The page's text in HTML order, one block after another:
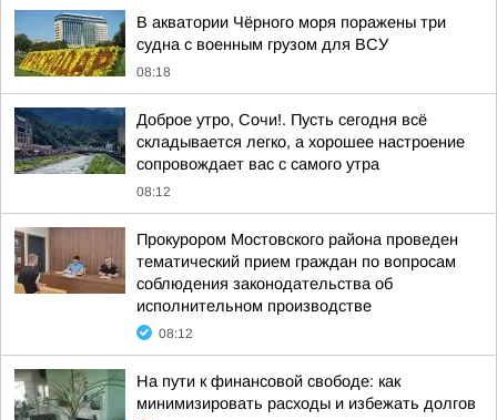
В акватории Чёрного моря поражены три
судна с военным грузом для ВСУ
08:18
Доброе утро, Сочи!. Пусть сегодня всё
складывается легко, а хорошее настроение
сопровождает вас с самого утра
08:12
Прокурором Мостовского района проведен
тематический прием граждан по вопросам
соблюдения законодательства об
исполнительном производстве
08:12
На пути к финансовой свободе: как
минимизировать расходы и избежать долгов